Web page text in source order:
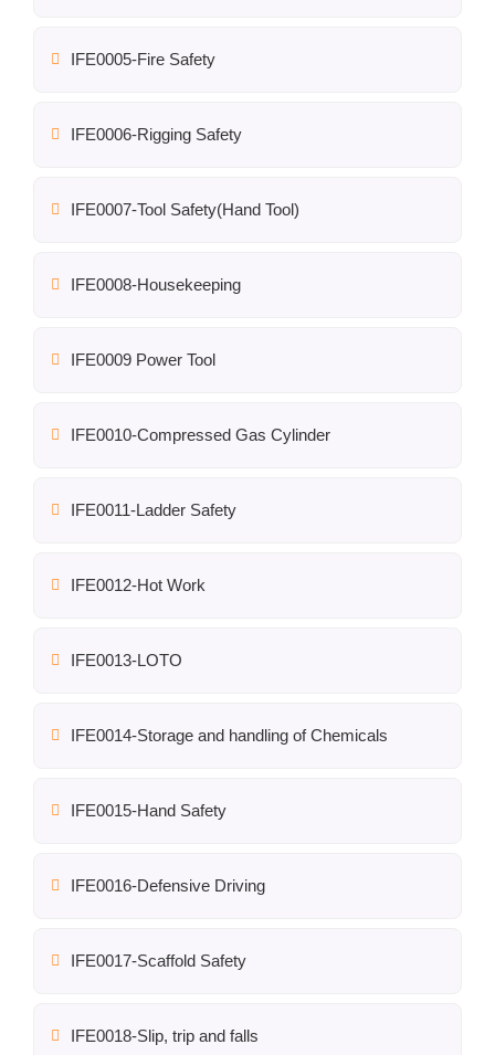
IFE0005-Fire Safety
IFE0006-Rigging Safety
IFE0007-Tool Safety(Hand Tool)
IFE0008-Housekeeping
IFE0009 Power Tool
IFE0010-Compressed Gas Cylinder
IFE0011-Ladder Safety
IFE0012-Hot Work
IFE0013-LOTO
IFE0014-Storage and handling of Chemicals
IFE0015-Hand Safety
IFE0016-Defensive Driving
IFE0017-Scaffold Safety
IFE0018-Slip, trip and falls